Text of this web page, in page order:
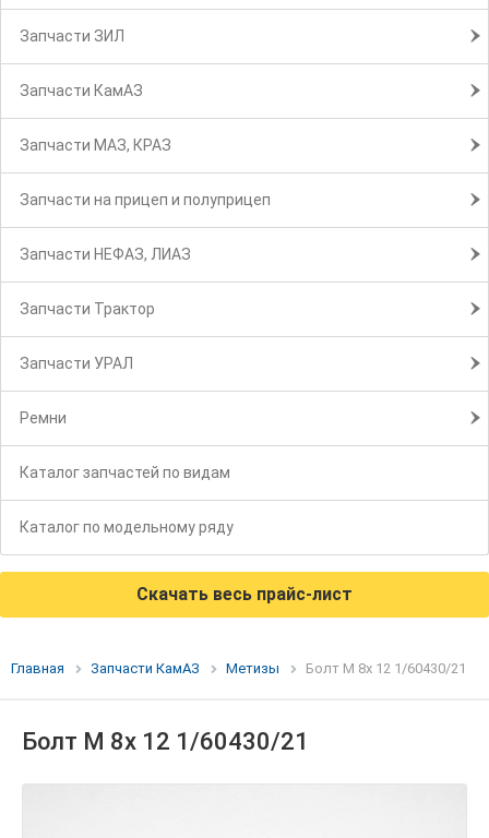
Запчасти ЗИЛ
Запчасти КамАЗ
Запчасти МАЗ, КРАЗ
Запчасти на прицеп и полуприцеп
Запчасти НЕФАЗ, ЛИАЗ
Запчасти Трактор
Запчасти УРАЛ
Ремни
Каталог запчастей по видам
Каталог по модельному ряду
Скачать весь прайс-лист
Главная Запчасти КамАЗ Метизы Болт М 8х 12 1/60430/21
Болт М 8х 12 1/60430/21